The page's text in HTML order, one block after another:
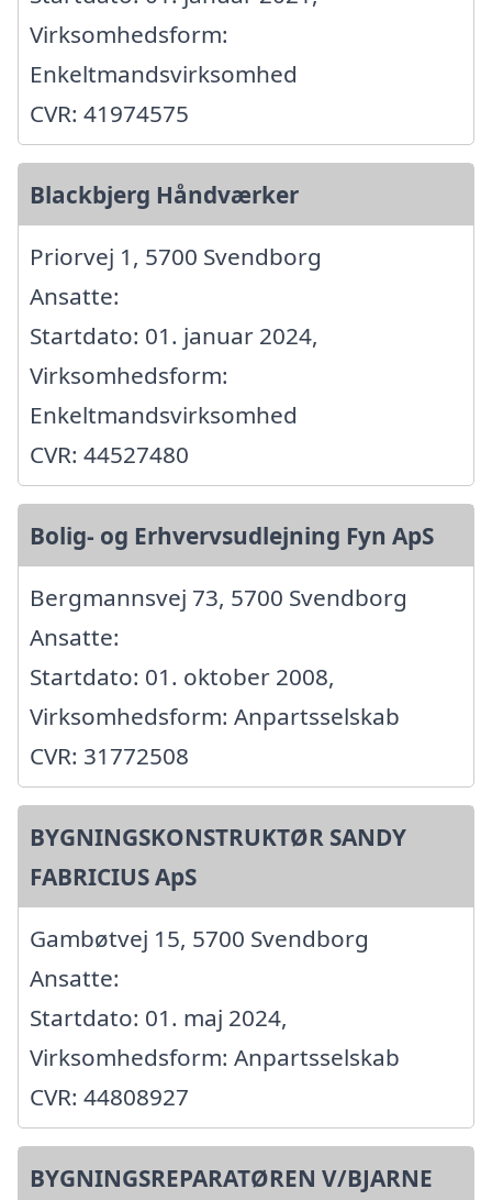
Virksomhedsform:
Enkeltmandsvirksomhed
CVR: 41974575
Blackbjerg Håndværker
Priorvej 1, 5700 Svendborg
Ansatte:
Startdato: 01. januar 2024,
Virksomhedsform:
Enkeltmandsvirksomhed
CVR: 44527480
Bolig- og Erhvervsudlejning Fyn ApS
Bergmannsvej 73, 5700 Svendborg
Ansatte:
Startdato: 01. oktober 2008,
Virksomhedsform: Anpartsselskab
CVR: 31772508
BYGNINGSKONSTRUKTØR SANDY
FABRICIUS ApS
Gambøtvej 15, 5700 Svendborg
Ansatte:
Startdato: 01. maj 2024,
Virksomhedsform: Anpartsselskab
CVR: 44808927
BYGNINGSREPARATØREN V/BJARNE